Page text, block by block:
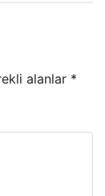
alanlar *